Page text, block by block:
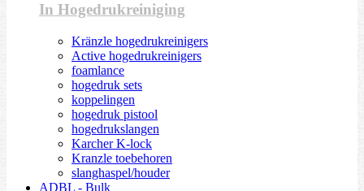
In Hogedrukreiniging
Kränzle hogedrukreinigers
Active hogedrukreinigers
foamlance
hogedruk sets
koppelingen
hogedruk pistool
hogedrukslangen
Karcher K-lock
Kranzle toebehoren
slanghaspel/houder
ADBL - Bulk